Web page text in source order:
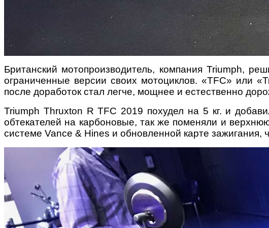
Британский мотопроизводитель, компания Triumph,
ограниченные версии своих мотоциклов. «TFC» или
после доработок стал легче, мощнее и естественно
Triumph Thruxton R TFC 2019 похудел на 5 кг. и
обтекателей на карбоновые, так же поменяли и
системе Vance & Hines и обновленной карте